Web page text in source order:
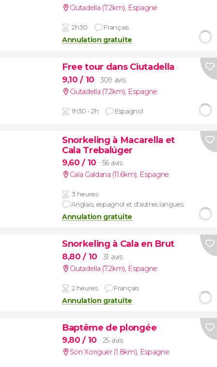
Ciutadella (7.2km), Espagne
2h30 Français
Annulation gratuite
Free tour dans Ciutadella
9,10/ 10
309 avis
Ciutadella (7.2km), Espagne
1h30 - 2h Espagnol
Snorkeling à Macarella et
Cala Trebalúger
9,60/ 10
56 avis
Cala Galdana (11.6km), Espagne
3 heures
Anglais, espagnol et d'autres langues
Annulation gratuite
Snorkeling à Cala en Brut
8,80/ 10
31 avis
Ciutadella (7.2km), Espagne
2 heures Français
Annulation gratuite
Baptême de plongée
9,80/ 10
25 avis
Son Xoriguer (1.8km), Espagne